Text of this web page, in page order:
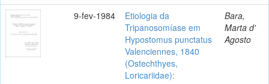
9-fev-1984
Etiologia da
Tripanosomíase em
Hypostomus punctatus
Valenciennes, 1840
(Ostechthyes,
Loricariidae):
Bara,
Marta d'
Agosto